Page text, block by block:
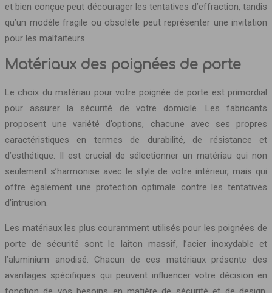
et bien conçue peut décourager les tentatives d’effraction, tandis
qu’un modèle fragile ou obsolète peut représenter une invitation
pour les malfaiteurs.
Matériaux des poignées de porte
Le choix du matériau pour votre poignée de porte est primordial
pour assurer la sécurité de votre domicile. Les fabricants
proposent une variété d’options, chacune avec ses propres
caractéristiques en termes de durabilité, de résistance et
d’esthétique. Il est crucial de sélectionner un matériau qui non
seulement s’harmonise avec le style de votre intérieur, mais qui
offre également une protection optimale contre les tentatives
d’intrusion.
Les matériaux les plus couramment utilisés pour les poignées de
porte de sécurité sont le laiton massif, l’acier inoxydable et
l’aluminium anodisé. Chacun de ces matériaux présente des
avantages spécifiques qui peuvent influencer votre décision en